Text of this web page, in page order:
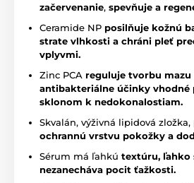
začervenanie, spevňuje a
Ceramide NP posilňuje kožnú
strate vlhkosti a chráni pleť
vplyvmi.
Zinc PCA reguluje tvorbu mazu
antibakteriálne účinky vhodné
sklonom k nedokonalostiam.
Skvalán, výživná lipidová zložka,
ochrannú vrstvu pokožky a
Sérum má ľahkú textúru, ľahko
nezanecháva pocit ťažkosti.